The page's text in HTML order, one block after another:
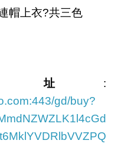
帽上衣?共三色
址 :
gd/buy?